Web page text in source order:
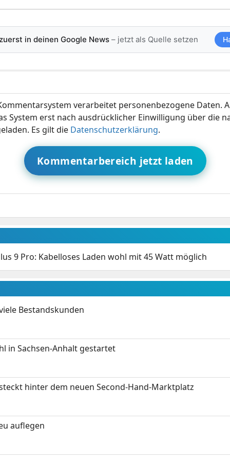
in deinen Google News– jetzt als Quelle setzen
verarbeitet personenbezogene Daten.
System erst nach ausdrücklicher Einwilligung über die
Es gilt die Datenschutzerklärung.
Kommentarbereich jetzt laden
9 Pro: Kabelloses Laden wohl mit 45 Watt möglich
Bestandskunden
in Sachsen-Anhalt gestartet
hinter dem neuen Second-Hand-Marktplatz
auflegen